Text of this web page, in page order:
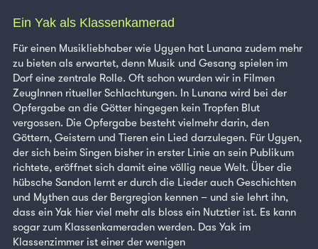
Ein Yak als Klassenkamerad
Für einen Musikliebhaber wie Ugyen hat Lunana zudem mehr
zu bieten als erwartet, denn Musik und Gesang spielen im
Dorf eine zentrale Rolle. Oft schon wurden wir in Filmen
ZeugInnen ritueller Schlachtungen. In Lunana wird bei der
Opfergabe an die Götter hingegen kein Tropfen Blut
vergossen. Die Opfergabe besteht vielmehr darin, den
Göttern, Geistern und Tieren ein Lied darzulegen. Für Ugyen,
der sich beim Singen bisher in erster Linie an sein Publikum
richtete, eröffnet sich damit eine völlig neue Welt. Über die
hübsche Sandon lernt er durch die Lieder auch Geschichten
und Mythen aus der Bergregion kennen – und sie lehrt ihn,
dass ein Yak hier viel mehr als bloss ein Nutztier ist. Es kann
sogar zum Klassenkameraden werden. Das Yak im
Klassenzimmer ist einer der wenigen